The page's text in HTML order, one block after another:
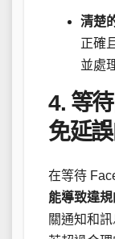
清楚
正確
並處
4. 等
免延
在等待
能導致違
關通知和